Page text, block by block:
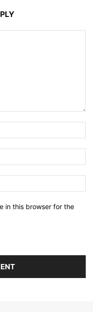
in this browser for the